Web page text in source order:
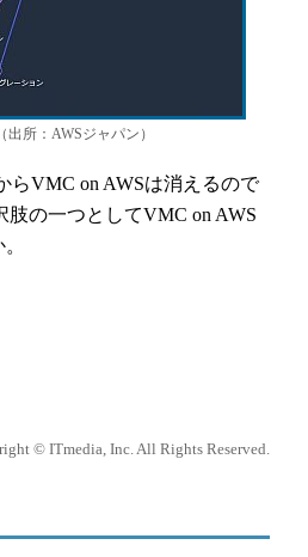
所：AWSジャパン）
VMC on AWSは消えるので
の一つとしてVMC on AWS
© ITmedia, Inc. All Rights Reserved.